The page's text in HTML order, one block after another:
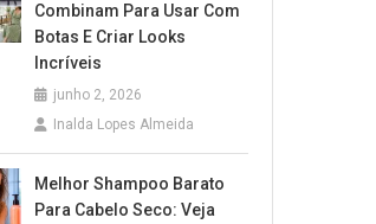
Combinam Para Usar Com
Botas E Criar Looks
Incríveis
junho 2, 2026
Inalda Lopes Almeida
Melhor Shampoo Barato
Para Cabelo Seco: Veja